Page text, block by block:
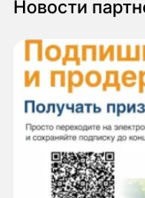
Новости